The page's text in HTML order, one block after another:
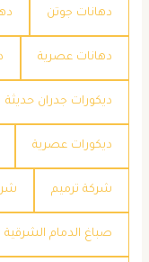
دهانات جوتن
دهانات عصرية
ديكورات جدران حديثة
ديكورات عصرية
شركة ترميم
صباغ الدمام الشرقية